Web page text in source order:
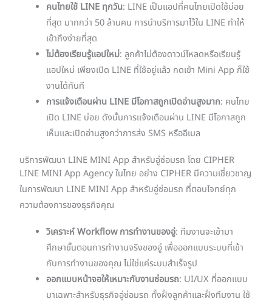
คนไทยใช้ LINE ทุกวัน: LINE เป็นแอปที่คนไทยเปิดใช้บ่อย
ที่สุด มากกว่า 50 ล้านคน การนำบริการมาไว้ใน LINE ทำให้
เข้าถึงง่ายที่สุด
ไม่ต้องเรียนรู้แอปใหม่: ลูกค้าไม่ต้องดาวน์โหลดหรือเรียนรู้
แอปใหม่ เพียงเปิด LINE ที่ใช้อยู่แล้ว กดเข้า Mini App ก็ใช้
งานได้ทันที
การแจ้งเตือนผ่าน LINE มีโอกาสถูกเปิดอ่านสูงมาก: คนไทย
เปิด LINE บ่อย ดังนั้นการแจ้งเตือนผ่าน LINE มีโอกาสถูก
เห็นและเปิดอ่านสูงกว่าการส่ง SMS หรืออีเมล
บริการพัฒนา LINE MINI App สำหรับอู่ซ่อมรถ โดย CIPHER
LINE MINI App Agency ในไทย อย่าง CIPHER มีความเชี่ยวชาญ
ในการพัฒนา LINE MINI App สำหรับอู่ซ่อมรถ ที่ตอบโจทย์ทุก
ความต้องการของธุรกิจคุณ
วิเคราะห์ Workflow การทำงานของอู่: ทีมงานจะเข้ามา
ศึกษาขั้นตอนการทำงานจริงของอู่ เพื่อออกแบบระบบที่เข้า
กับการทำงานของคุณ ไม่ใช่แค่ระบบสำเร็จรูป
ออกแบบหน้าจอให้เหมาะกับงานซ่อมรถ: UI/UX ที่ออกแบบ
มาเฉพาะสำหรับธุรกิจอู่ซ่อมรถ ทั้งฝั่งลูกค้าและฝั่งทีมงาน ใช้